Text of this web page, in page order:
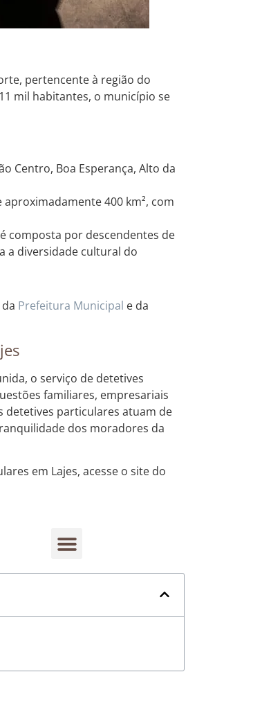
pertencente à região do
mil habitantes, o município se
Centro, Boa Esperança, Alto da
400 km², com
composta por descendentes de
a diversidade cultural do
Prefeitura Municipal e da
o serviço de detetives
familiares, empresariais
detetives particulares atuam de
dos moradores da
em Lajes, acesse o site do